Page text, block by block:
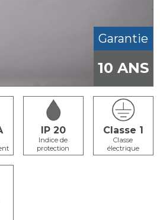
Garantie
10 ANS
IP 20
Indice de
protection
Classe 1
Classe
électrique